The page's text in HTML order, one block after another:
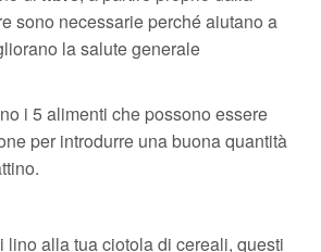
sono necessarie perché aiutano a
la salute generale
i 5 alimenti che possono essere
per introdurre una buona quantità
lino alla tua ciotola di cereali, questi